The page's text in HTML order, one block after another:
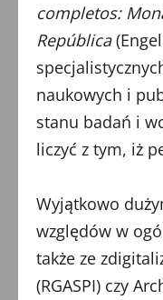
completos:
República
naukowych i
stanu badań i
liczyć z tym, iż
Wyjątkowo
względów w
także ze
(RGASPI) czy